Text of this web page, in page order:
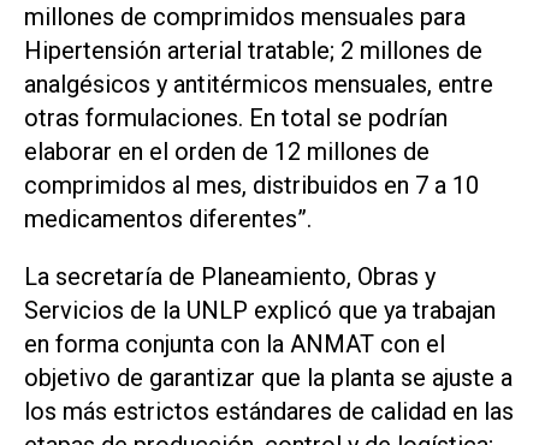
millones de comprimidos mensuales para
Hipertensión arterial tratable; 2 millones de
analgésicos y antitérmicos mensuales, entre
otras formulaciones. En total se podrían
elaborar en el orden de 12 millones de
comprimidos al mes, distribuidos en 7 a 10
medicamentos diferentes”.
La secretaría de Planeamiento, Obras y
Servicios de la UNLP explicó que ya trabajan
en forma conjunta con la ANMAT con el
objetivo de garantizar que la planta se ajuste a
los más estrictos estándares de calidad en las